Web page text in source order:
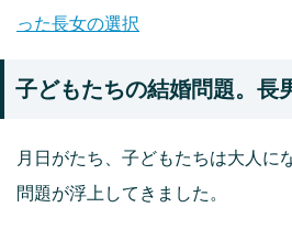
った長女の選択
子どもたちの結婚問題。長
月日がたち、子どもたちは大人に
問題が浮上してきました。